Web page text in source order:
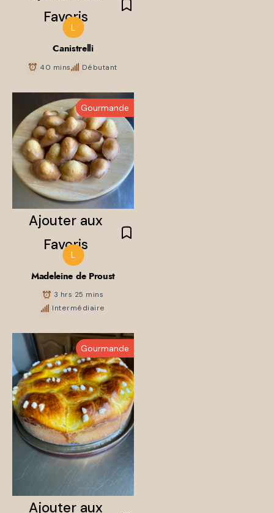
L
Canistrelli
40 mins Débutant
Ajouter aux
Favoris
Gourmande
L
Madeleine de Proust
3 hrs 25 mins
Intermédiaire
Ajouter aux
Gourmande